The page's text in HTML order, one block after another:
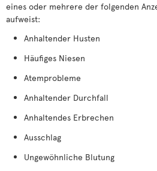
eines oder mehrere der folgenden
aufweist:
Anhaltender Husten
Häufiges Niesen
Atemprobleme
Anhaltender Durchfall
Anhaltendes Erbrechen
Ausschlag
Ungewöhnliche Blutung